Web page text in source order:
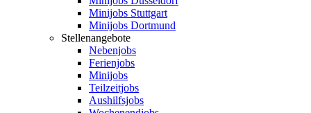
Minijobs Stuttgart
Minijobs Dortmund
Stellenangebote
Nebenjobs
Ferienjobs
Minijobs
Teilzeitjobs
Aushilfsjobs